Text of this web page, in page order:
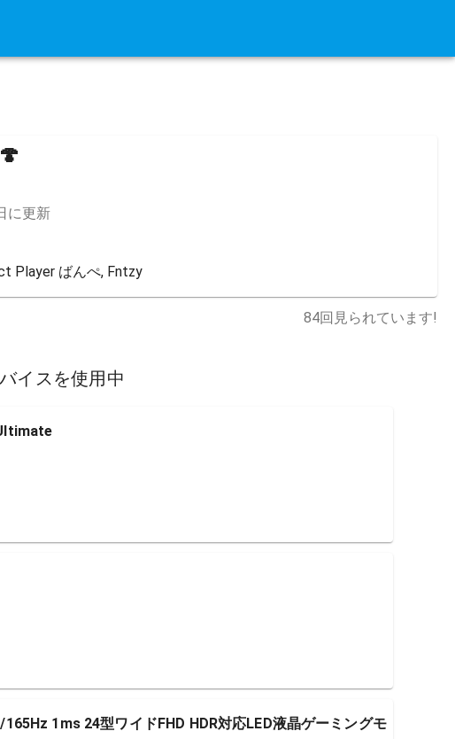
に更新
Player ばんぺ, Fntzy
84回見られています!
イスを使用中
1ms 24型ワイドFHD HDR対応LED液晶ゲーミングモ